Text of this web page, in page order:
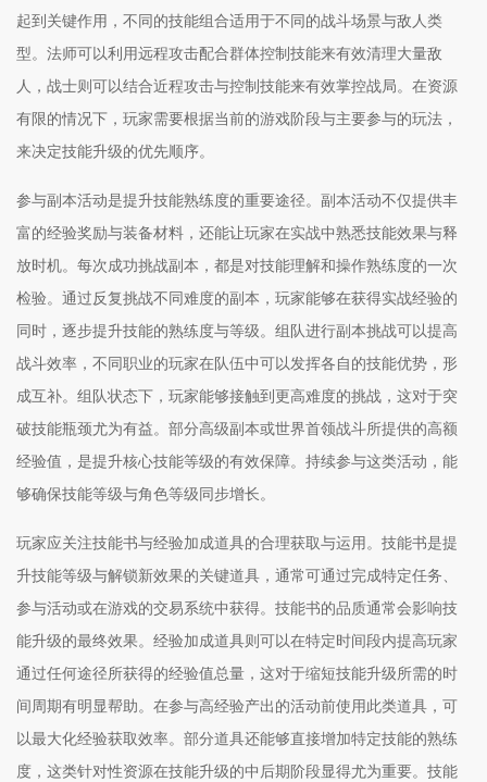
起到关键作用，不同的技能组合适用于不同的战斗场景与敌人类
型。法师可以利用远程攻击配合群体控制技能来有效清理大量敌
人，战士则可以结合近程攻击与控制技能来有效掌控战局。在资源
有限的情况下，玩家需要根据当前的游戏阶段与主要参与的玩法，
来决定技能升级的优先顺序。
参与副本活动是提升技能熟练度的重要途径。副本活动不仅提供丰
富的经验奖励与装备材料，还能让玩家在实战中熟悉技能效果与释
放时机。每次成功挑战副本，都是对技能理解和操作熟练度的一次
检验。通过反复挑战不同难度的副本，玩家能够在获得实战经验的
同时，逐步提升技能的熟练度与等级。组队进行副本挑战可以提高
战斗效率，不同职业的玩家在队伍中可以发挥各自的技能优势，形
成互补。组队状态下，玩家能够接触到更高难度的挑战，这对于突
破技能瓶颈尤为有益。部分高级副本或世界首领战斗所提供的高额
经验值，是提升核心技能等级的有效保障。持续参与这类活动，能
够确保技能等级与角色等级同步增长。
玩家应关注技能书与经验加成道具的合理获取与运用。技能书是提
升技能等级与解锁新效果的关键道具，通常可通过完成特定任务、
参与活动或在游戏的交易系统中获得。技能书的品质通常会影响技
能升级的最终效果。经验加成道具则可以在特定时间段内提高玩家
通过任何途径所获得的经验值总量，这对于缩短技能升级所需的时
间周期有明显帮助。在参与高经验产出的活动前使用此类道具，可
以最大化经验获取效率。部分道具还能够直接增加特定技能的熟练
度，这类针对性资源在技能升级的中后期阶段显得尤为重要。技能